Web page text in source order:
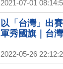
2021-07-01
以「台灣」出
軍秀國旗｜台
2022-05-26